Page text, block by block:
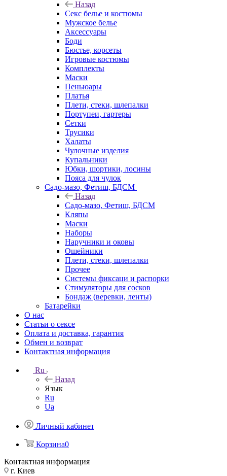
Назад
Секс белье и костюмы
Мужское белье
Аксессуары
Боди
Бюстье, корсеты
Игровые костюмы
Комплекты
Маски
Пеньюары
Платья
Плети, стеки, шлепалки
Портупеи, гартеры
Сетки
Трусики
Халаты
Чулочные изделия
Купальники
Юбки, шортики, лосины
Пояса для чулок
Садо-мазо, Фетиш, БДСМ
Назад
Садо-мазо, Фетиш, БДСМ
Кляпы
Маски
Наборы
Наручники и оковы
Ошейники
Плети, стеки, шлепалки
Прочее
Системы фиксаци и распорки
Стимуляторы для сосков
Бондаж (веревки, ленты)
Батарейки
О нас
Статьи о сексе
Оплата и доставка, гарантия
Обмен и возврат
Контактная информация
Ru
Назад
Язык
Ru
Ua
Личный кабинет
Корзина0
Контактная информация
г. Киев